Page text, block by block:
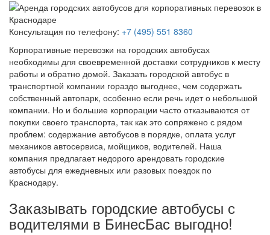
Консультация по телефону: +7 (495) 551 8360
Корпоративные перевозки на городских автобусах
необходимы для своевременной доставки сотрудников к месту
работы и обратно домой. Заказать городской автобус в
транспортной компании гораздо выгоднее, чем содержать
собственный автопарк, особенно если речь идет о небольшой
компании. Но и большие корпорации часто отказываются от
покупки своего транспорта, так как это сопряжено с рядом
проблем: содержание автобусов в порядке, оплата услуг
механиков автосервиса, мойщиков, водителей. Наша
компания предлагает недорого арендовать городские
автобусы для ежедневных или разовых поездок по
Краснодару.
Заказывать городские автобусы с
водителями в БинесБас выгодно!